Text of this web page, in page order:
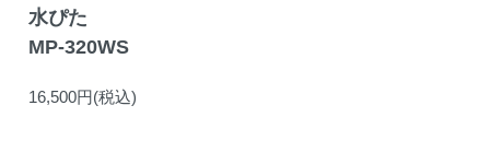
水ぴた
MP-320WS
16,500円(税込)